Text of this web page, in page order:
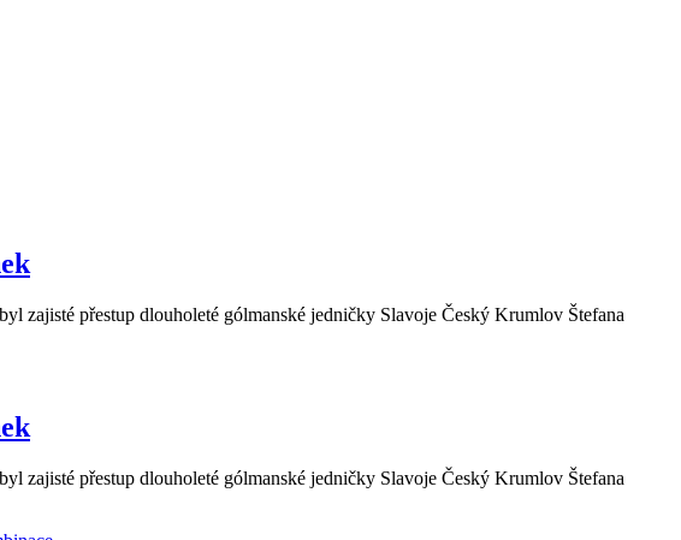
zajisté přestup dlouholeté gólmanské jedničky Slavoje Český Krumlov Štefana
zajisté přestup dlouholeté gólmanské jedničky Slavoje Český Krumlov Štefana